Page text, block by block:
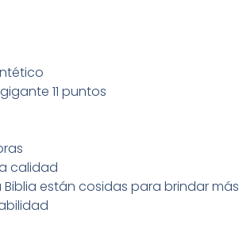
11 puntos
calidad
Biblia están cosidas para brindar más